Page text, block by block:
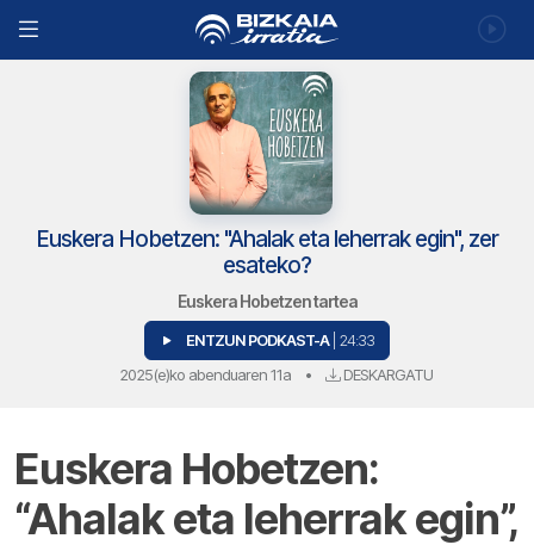
Euskera Hobetzen: "Ahalak eta leherrak egin", zer
esateko?
Euskera Hobetzen tartea
ENTZUN PODKAST-A | 24:33
2025(e)ko abenduaren 11a • DESKARGATU
Euskera Hobetzen:
“Ahalak eta leherrak egin”,